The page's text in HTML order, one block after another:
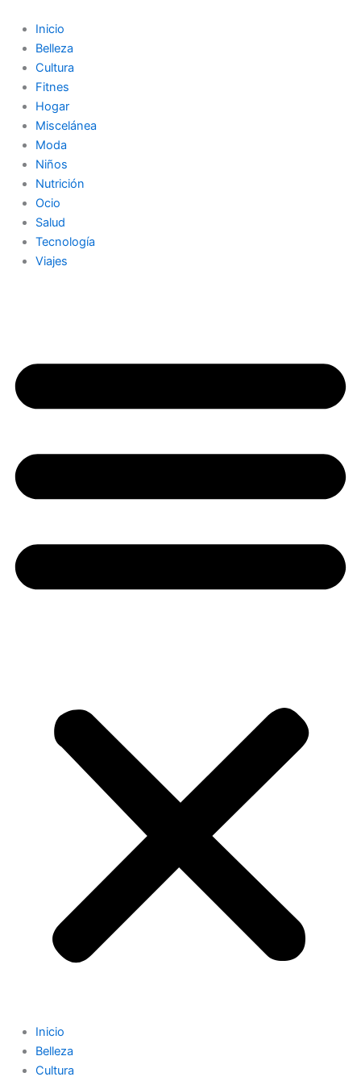
contenido
Inicio
Belleza
Cultura
Fitnes
Hogar
Miscelánea
Moda
Niños
Nutrición
Ocio
Salud
Tecnología
Viajes
Inicio
Belleza
Cultura